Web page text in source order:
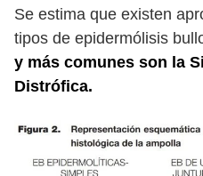
Se estima que existen
tipos de epidermólisis
y más comunes son la
Distrófica.